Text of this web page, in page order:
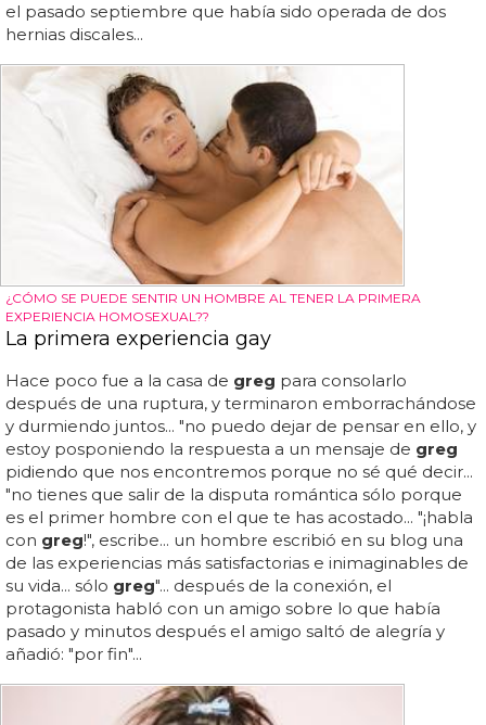
el pasado septiembre que había sido operada de dos
hernias discales...
¿CÓMO SE PUEDE SENTIR UN HOMBRE AL TENER LA PRIMERA
EXPERIENCIA HOMOSEXUAL??
La primera experiencia gay
Hace poco fue a la casa de greg para consolarlo
después de una ruptura, y terminaron emborrachándose
y durmiendo juntos... "no puedo dejar de pensar en ello, y
estoy posponiendo la respuesta a un mensaje de greg
pidiendo que nos encontremos porque no sé qué decir...
"no tienes que salir de la disputa romántica sólo porque
es el primer hombre con el que te has acostado... "¡habla
con greg!", escribe... un hombre escribió en su blog una
de las experiencias más satisfactorias e inimaginables de
su vida... sólo greg"... después de la conexión, el
protagonista habló con un amigo sobre lo que había
pasado y minutos después el amigo saltó de alegría y
añadió: "por fin"...